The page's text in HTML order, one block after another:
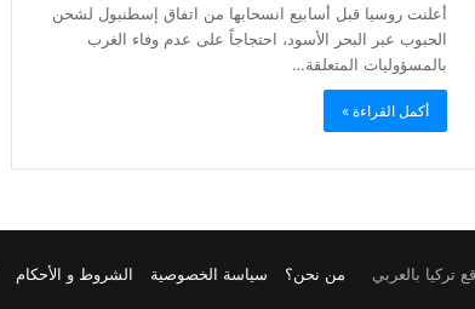
أعلنت روسيا قبل أسابيع انسحابها من اتفاق إسطنبول لشحن
الحبوب عبر البحر الأسود، احتجاجاً على عدم وفاء الغرب
بالمسؤوليات المتعلقة…
أكمل القراءة »
من نحن؟ سياسة الخصوصية الشروط و الأحكام